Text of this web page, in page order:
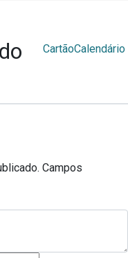
CartãoCalendário
Campos